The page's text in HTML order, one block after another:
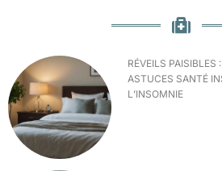
RÉVEILS PAISIBLES
ASTUCES SANTÉ
L’INSOMNIE